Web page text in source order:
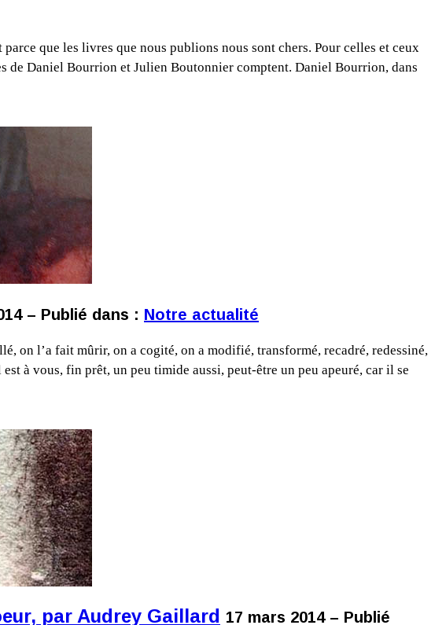
que les livres que nous publions nous sont chers. Pour celles et ceux
de Daniel Bourrion et Julien Boutonnier comptent. Daniel Bourrion, dans
– Publié dans : Notre actualité
on l’a fait mûrir, on a cogité, on a modifié, transformé, recadré, redessiné,
à vous, fin prêt, un peu timide aussi, peut-être un peu apeuré, car il se
par Audrey Gaillard 17 mars 2014 – Publié